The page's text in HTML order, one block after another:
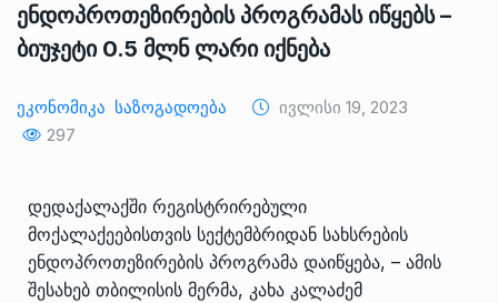
ენდოპროთეზირების პროგრამას იწყებს –
ბიუჯეტი 0.5 მლნ ლარი იქნება
Ეკონომიკა Საზოგადოება
Ივლისი 19, 2023
297
დედაქალაქში რეგისტრირებული
მოქალაქეებისთვის სექტემბრიდან სახსრების
ენდოპროთეზირების პროგრამა დაიწყება, – ამის
შესახებ თბილისის მერმა, კახა კალაძემ